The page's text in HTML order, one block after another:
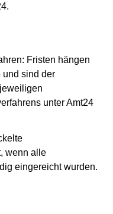
Fristen hängen
und sind der
unter Amt24
wenn alle
eingereicht wurden.